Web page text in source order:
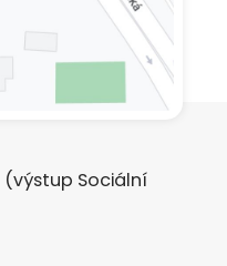
(výstup Sociální